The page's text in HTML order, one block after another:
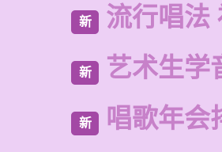
新 流行唱法
新 艺术生学
新 唱歌年会